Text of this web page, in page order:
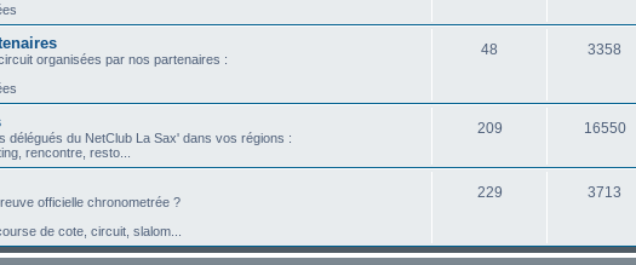
organisées par nos partenaires :
48 3358
délégués du NetClub La Sax' dans vos régions :
rencontre, resto...
209 16550
officielle chronometrée ?
de cote, circuit, slalom...
229 3713